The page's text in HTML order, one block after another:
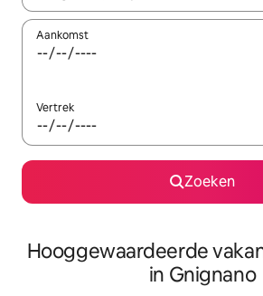
Aankomst
Vertrek
Zoeken
Hooggewaardeerde
in Gnignano